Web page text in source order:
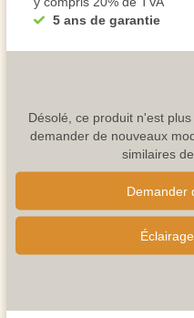
5 ans de garantie
Désolé, ce produit n'est
demander de nouveaux
similaires
Demander